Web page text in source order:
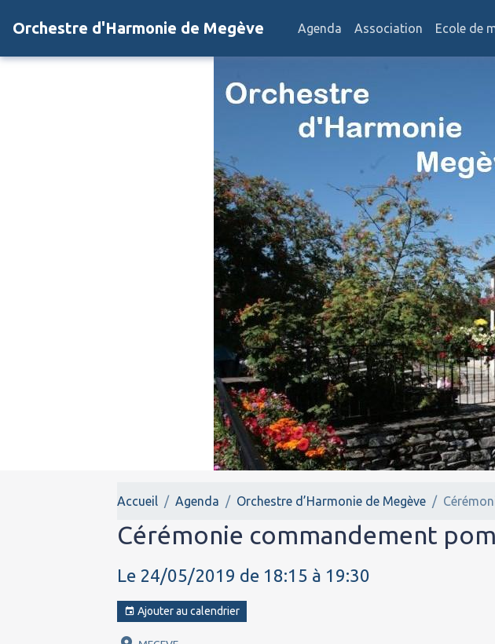
Orchestre d'Harmonie de Megève Agenda Association Ecole de
Accueil Agenda Orchestre d’Harmonie de Megève
Cérémonie commandement
Le 24/05/2019 de 18:15 à 19:30
Ajouter au calendrier